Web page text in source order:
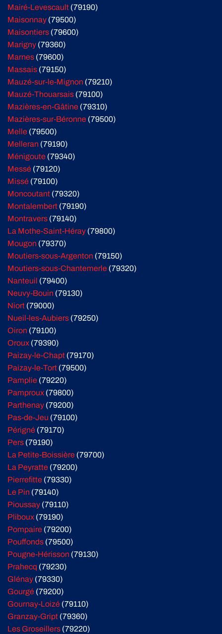
Mairé-Levescault (79190)
Maisonnay (79500)
Maisontiers (79600)
Marigny (79360)
Marnes (79600)
Massais (79150)
Mauzé-sur-le-Mignon (79210)
Mauzé-Thouarsais (79100)
Mazières-en-Gâtine (79310)
Mazières-sur-Béronne (79500)
Melle (79500)
Melleran (79190)
Ménigoute (79340)
Messé (79120)
Missé (79100)
Moncoutant (79320)
Montalembert (79190)
Montravers (79140)
La Mothe-Saint-Héray (79800)
Mougon (79370)
Moutiers-sous-Argenton (79150)
Moutiers-sous-Chantemerle (79320)
Nanteuil (79400)
Neuvy-Bouin (79130)
Niort (79000)
Nueil-les-Aubiers (79250)
Oiron (79100)
Oroux (79390)
Paizay-le-Chapt (79170)
Paizay-le-Tort (79500)
Pamplie (79220)
Pamproux (79800)
Parthenay (79200)
Pas-de-Jeu (79100)
Périgné (79170)
Pers (79190)
La Petite-Boissière (79700)
La Peyratte (79200)
Pierrefitte (79330)
Le Pin (79140)
Pioussay (79110)
Pliboux (79190)
Pompaire (79200)
Pouffonds (79500)
Pougne-Hérisson (79130)
Prahecq (79230)
Glénay (79330)
Gourgé (79200)
Gournay-Loizé (79110)
Granzay-Gript (79360)
Les Groseillers (79220)